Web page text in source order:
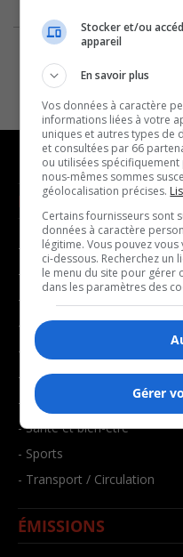
NOUVELLES
- Affaires municipales
- Communauté / Social
- Culture
- Économie
- Éducation
- Environnement
- Faits divers
- Santé et bien-être
- Sports
- Transport / Circulation
ÉMISSIONS
Stocker et/ou
appareil
En savoir plus
Vos données à caractère
informations liées à votre
uniques et autres types de
et consultées par 66
ou utilisées
nous-mêmes sommes
géolocalisation précises.
Certains fournisseurs sont
données à caractère
légitime. Vous pouvez
ci-dessous. Recherchez un
le menu du site pour gérer
dans les paramètres des
Gérer